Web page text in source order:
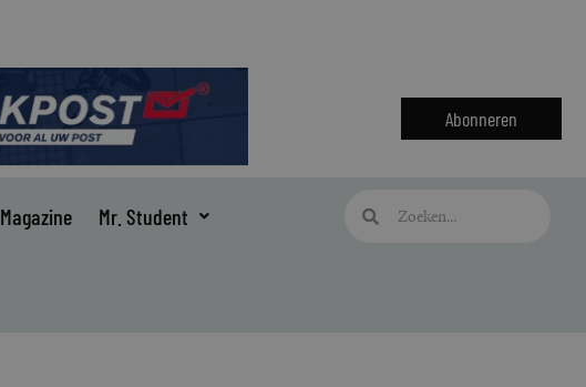
Abonneren
Magazine Mr. Student Zoeken